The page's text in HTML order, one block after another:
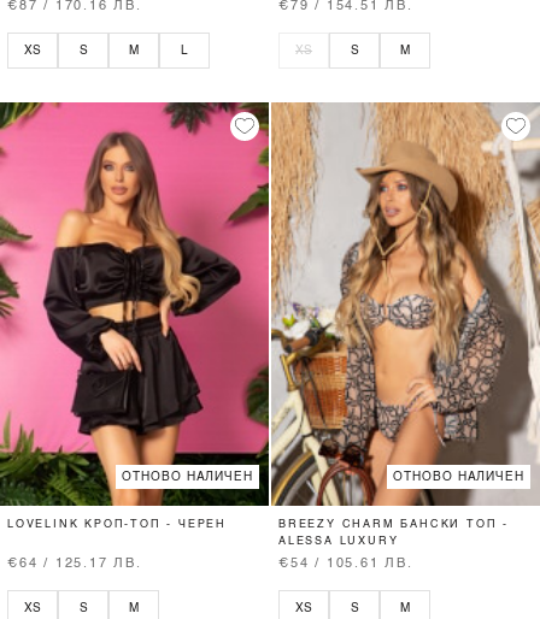
€87 / 170.16 ЛВ.
XS S M L
€79 / 154.51 ЛВ.
XS S M
ОТНОВО НАЛИЧЕН
LOVELINK КРОП-ТОП - ЧЕРЕН
€64 / 125.17 ЛВ.
XS S M
ОТНОВО НАЛИЧЕН
BREEZY CHARM БАНСКИ ТОП -
ALESSA LUXURY
€54 / 105.61 ЛВ.
XS S M